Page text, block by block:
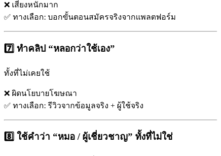
❌ เสี่ยงหนักมาก
✅ ทางเลือก: บอกขั้นตอนสมัครจริงจากแพลตฟอร์ม
7️⃣ ทำคลิป “หลอกว่าใช้เอง”
ทั้งที่ไม่เคยใช้
❌ ผิดนโยบายโฆษณา
✅ ทางเลือก: รีวิวจากข้อมูลจริง + ผู้ใช้จริง
8️⃣ ใช้คำว่า “หมอ / ผู้เชี่ยวชาญ” ทั้งที่ไม่ใช่